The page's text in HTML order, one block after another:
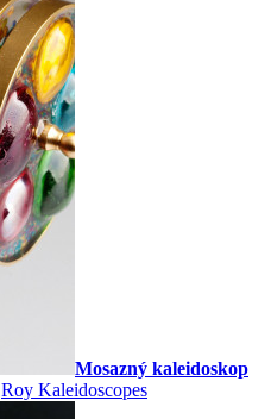
Mosazný kaleidoskop
Roy Kaleidoscopes